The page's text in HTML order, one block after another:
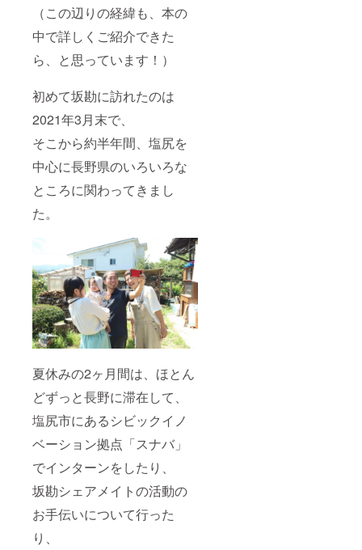
（この辺りの経緯も、本の
中で詳しくご紹介できた
ら、と思っています！）
初めて坂勘に訪れたのは
2021年3月末で、
そこから約半年間、塩尻を
中心に長野県のいろいろな
ところに関わってきまし
た。
夏休みの2ヶ月間は、ほとん
どずっと長野に滞在して、
塩尻市にあるシビックイノ
ベーション拠点「スナバ」
でインターンをしたり、
坂勘シェアメイトの活動の
お手伝いについて行った
り、